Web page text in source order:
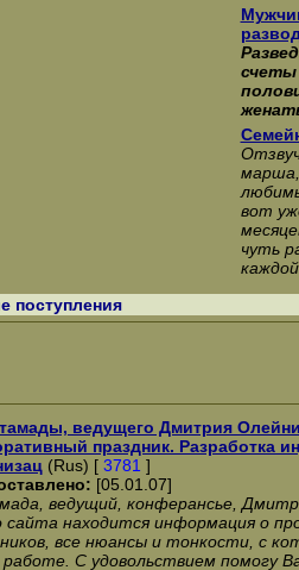
счеты
вот
чуть
поступления
ведущего Дмитрия
праздник. Разработка
(Rus) [ 3781 ]
[05.01.07]
ведущий, конферансье,
сайта находится информация о
все нюансы и тонкости, с
работе. С удовольствием помогу